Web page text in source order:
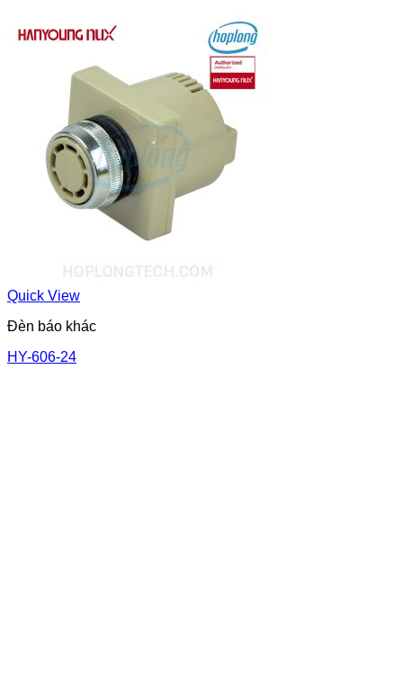
Quick View
Đèn báo khác
HY-606-24